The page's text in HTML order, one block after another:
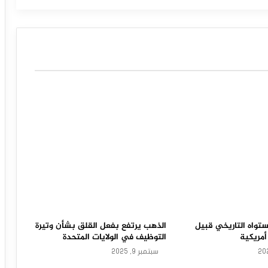
التاريخي قبيل
الذهب يرتفع بفعل القلق بشأن وتيرة
التوظيف في الولايات المتحدة
سبتمبر 9, 2025